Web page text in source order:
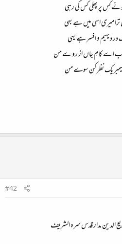
کس پر پھلی کس کی رہی​
ترا میری اسی میں ہے بہی​
دیہیم و افسر ہے یہی​
اے کامِ جاں از روے من​
یک نظر کن سوے من​
#42
الدین مدار قدس سرہ الشریف​